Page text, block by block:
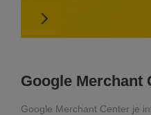
Google Merchant
Google Merchant Center je